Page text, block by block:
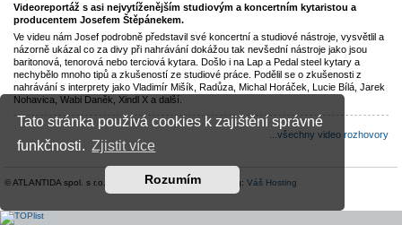
Tato stránka používá cookies k zajištění správné
funkčnosti. Zjistit více
Rozumím
Videoreportáž s asi nejvytíženějším studiovým a koncertním kytaristou a
producentem Josefem Štěpánekem.
Ve videu nám Josef podrobně představil své koncertní a studiové nástroje, vysvětlil a
názorně ukázal co za divy při nahrávání dokážou tak nevšední nástroje jako jsou
baritonová, tenorová nebo terciová kytara. Došlo i na Lap a Pedal steel kytary a
nechybělo mnoho tipů a zkušeností ze studiové práce. Podělil se o zkušenosti z
nahrávání s interprety jako Vladimír Mišík, Radůza, Michal Horáček, Lucie Bílá, Jarek
Nohavica, Wabi Daněk, Xindl X a další.
...všechny video rozhovory
© ATLANTIDA spol. s r.o. | Kontaktní údaje| Hosting: Váš Hosting